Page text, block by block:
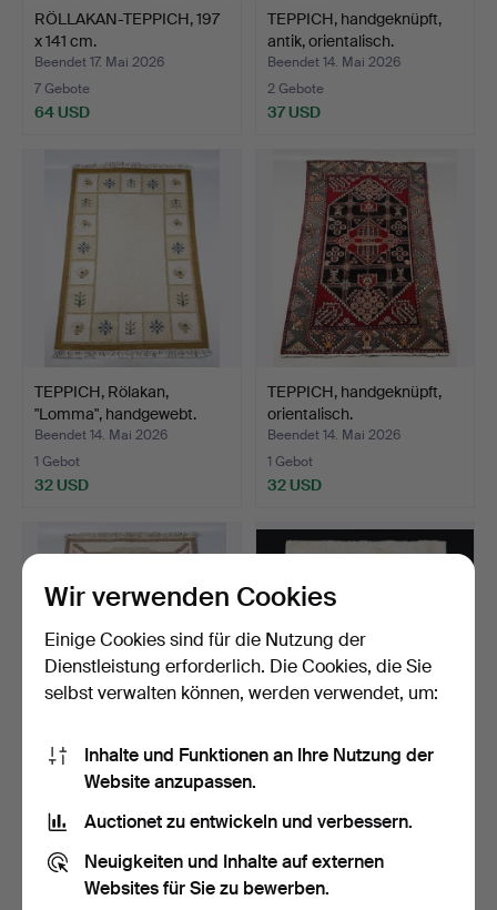
RÖLLAKAN-TEPPICH, 197
x 141 cm.
Beendet 17. Mai 2026
7 Gebote
64 USD
TEPPICH, handgeknüpft,
antik, orientalisch.
Beendet 14. Mai 2026
2 Gebote
37 USD
TEPPICH, Rölakan,
"Lomma", handgewebt.
Beendet 14. Mai 2026
1 Gebot
32 USD
TEPPICH, handgeknüpft,
orientalisch.
Beendet 14. Mai 2026
1 Gebot
32 USD
RÖLLAKAN-TEPPICH,
signiert ILS, Ilsalestal…
7 Gebote
59 USD
GUNILLA LAGERHEM
275 USD
Wir verwenden Cookies
Einige Cookies sind für die Nutzung der
Dienstleistung erforderlich. Die Cookies, die Sie
selbst verwalten können, werden verwendet, um:
Inhalte und Funktionen an Ihre Nutzung der
Website anzupassen.
Auctionet zu entwickeln und verbessern.
Neuigkeiten und Inhalte auf externen
Websites für Sie zu bewerben.